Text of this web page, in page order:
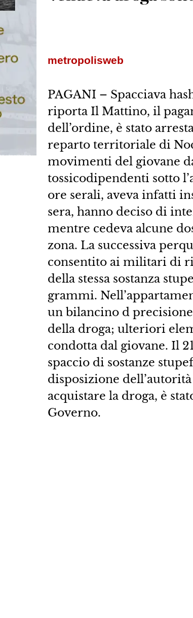
metropolisweb
PAGANI – Spacciava
riporta Il Mattino, il
dell’ordine, è stato
reparto territoriale di
movimenti del giovane
tossicodipendenti sotto
ore serali, aveva infatti
sera, hanno deciso di
mentre cedeva alcune
zona. La successiva
consentito ai militari di
della stessa sostanza
grammi.
un bilancino d
della droga; ulteriori
condotta dal giovane. Il
spaccio di sostanze
disposizione
acquistare la droga, è
Governo.